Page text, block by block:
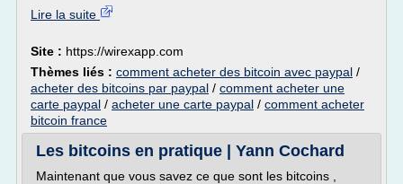
Lire la suite
Site : https://wirexapp.com
Thèmes liés : comment acheter des bitcoin avec paypal /
acheter des bitcoins par paypal / comment acheter une
carte paypal / acheter une carte paypal / comment acheter
bitcoin france
Les bitcoins en pratique | Yann Cochard
Maintenant que vous savez ce que sont les bitcoins ,